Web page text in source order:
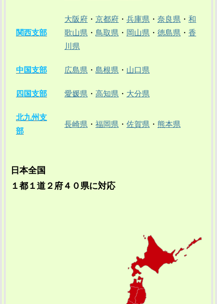
関西支部
大阪府 ・ 京都府 ・ 兵庫県 ・ 奈良県 ・ 和
歌山県 ・ 鳥取県 ・ 岡山県 ・ 徳島県 ・ 香
川県
中国支部 広島県 ・ 島根県 ・ 山口県
四国支部 愛媛県 ・ 高知県 ・ 大分県
北九州支
部
長崎県 ・ 福岡県 ・ 佐賀県 ・ 熊本県
日本全国
１都１道２府４０県に対応